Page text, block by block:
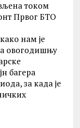
током
Првог БТО
нам је
овогодишњу
багера
за када је